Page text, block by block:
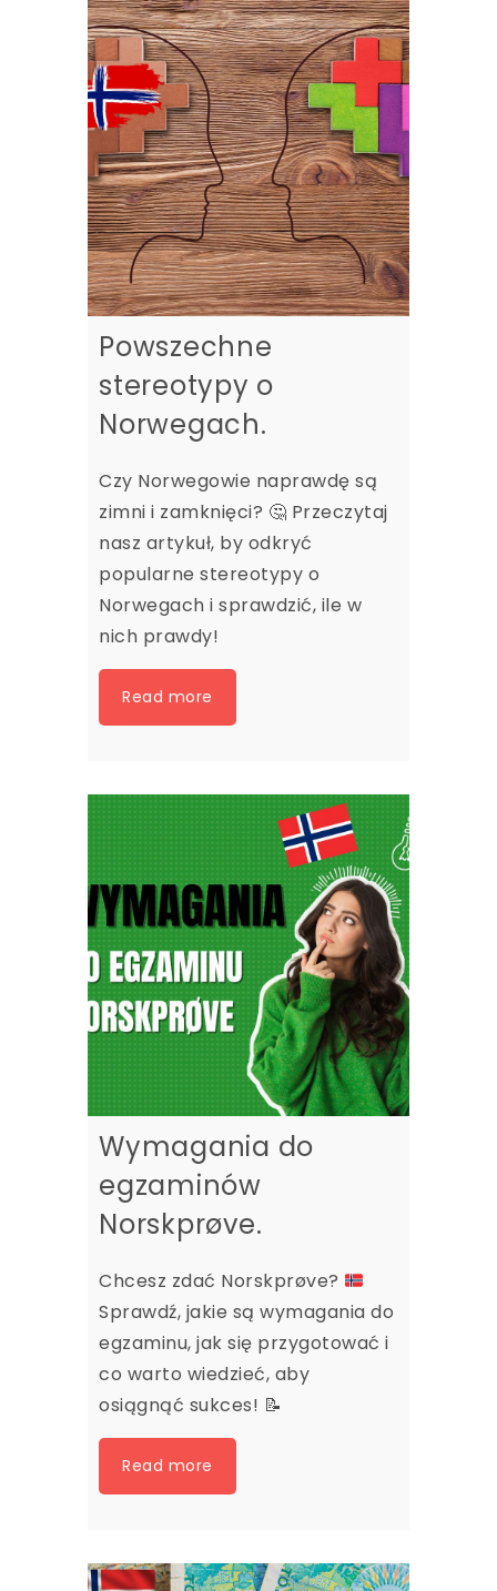
Powszechne
stereotypy o
Norwegach.
Czy Norwegowie naprawdę są
zimni i zamknięci? 🤔 Przeczytaj
nasz artykuł, by odkryć
popularne stereotypy o
Norwegach i sprawdzić, ile w
nich prawdy!
Read more
Wymagania do
egzaminów
Norskprøve.
Chcesz zdać Norskprøve?
Sprawdź, jakie są wymagania do
egzaminu, jak się przygotować i
co warto wiedzieć, aby
osiągnąć sukces! 📝
Read more